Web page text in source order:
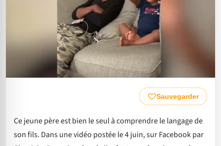
Sauvegarder
Ce jeune père est bien le seul à comprendre le langage de
son fils. Dans une vidéo postée le 4 juin, sur Facebook par